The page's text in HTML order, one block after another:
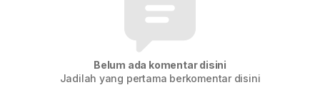
Belum ada komentar disini
Jadilah yang pertama berkomentar disini